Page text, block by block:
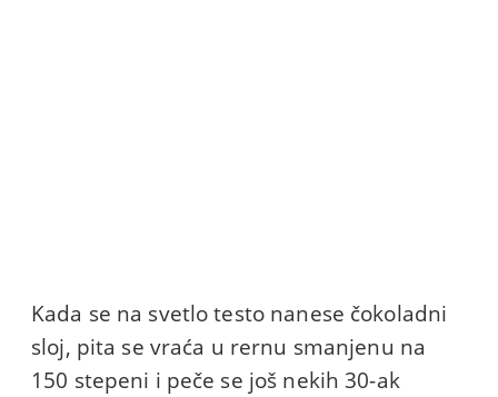
Kada se na svetlo testo nanese čokoladni
sloj, pita se vraća u rernu smanjenu na
150 stepeni i peče se još nekih 30-ak